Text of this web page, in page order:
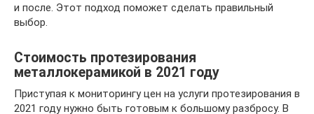
и после. Этот подход поможет сделать правильный
выбор.
Стоимость протезирования
металлокерамикой в 2021 году
Приступая к мониторингу цен на услуги протезирования в
2021 году нужно быть готовым к большому разбросу. В